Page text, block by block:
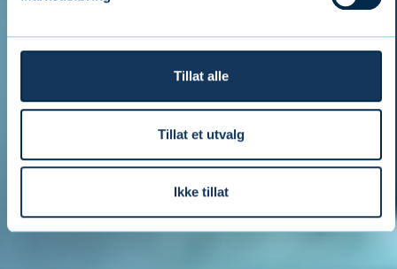
Tillat alle
Tillat et utvalg
Ikke tillat